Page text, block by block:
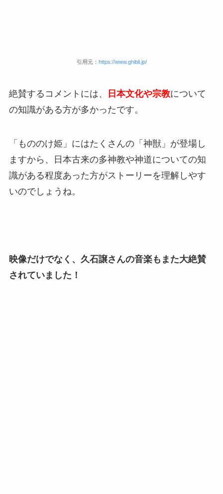
引用元： https://www.ghibli.jp/
絶賛するコメントには、 日本文化や宗教について
の知識がある方が多かったです。
「もののけ姫」にはたくさんの「神獣」が登場し
ますから、
日本古来の多神教や神道についての知
識がある程度あった方がストーリーを理解しやす
いのでしょうね。
映像だけでなく、久石譲さんの音楽もまた大絶賛
されていました！